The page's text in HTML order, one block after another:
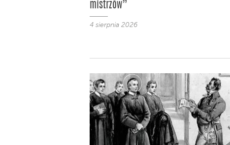
mistrzów”
4 sierpnia 2026